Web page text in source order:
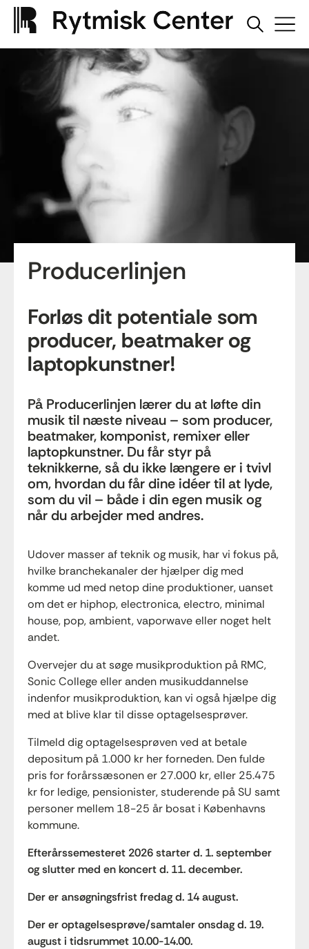
Producerlinjen
Forløs dit potentiale som
producer, beatmaker og
laptopkunstner!
På Producerlinjen lærer du at løfte din
musik til næste niveau – som producer,
beatmaker, komponist, remixer eller
laptopkunstner. Du får styr på
teknikkerne, så du ikke længere er i tvivl
om, hvordan du får dine idéer til at lyde,
som du vil – både i din egen musik og
når du arbejder med andres.
Udover masser af teknik og musik, har vi fokus på,
hvilke branchekanaler der hjælper dig med
komme ud med netop dine produktioner, uanset
om det er hiphop, electronica, electro, minimal
house, pop, ambient, vaporwave eller noget helt
andet.
Overvejer du at søge musikproduktion på RMC,
Sonic College eller anden musikuddannelse
indenfor musikproduktion, kan vi også hjælpe dig
med at blive klar til disse optagelsesprøver.
Tilmeld dig optagelsesprøven ved at betale
depositum på 1.000 kr her forneden. Den fulde
pris for forårssæsonen er 27.000 kr, eller 25.475
kr for ledige, pensionister, studerende på SU samt
personer mellem 18-25 år bosat i Københavns
kommune.
Efterårssemesteret 2026 starter d. 1. september
og slutter med en koncert d. 11. december.
Der er ansøgningsfrist fredag d. 14 august.
Der er optagelsesprøve/samtaler onsdag d. 19.
august i tidsrummet 10.00-14.00.